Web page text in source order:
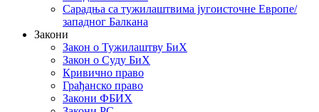
Сарадња са тужилаштвима југоисточне Европе/
западног Балкана
Закони
Закон о Тужилаштву БиХ
Закон о Суду БиХ
Кривично право
Грађанско право
Закони ФБИХ